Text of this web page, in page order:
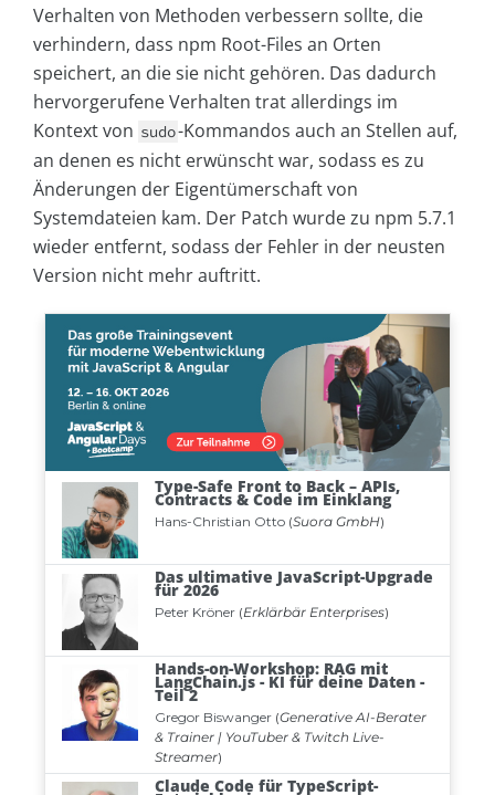
Verhalten von Methoden verbessern sollte, die
verhindern, dass npm Root-Files an Orten
speichert, an die sie nicht gehören. Das dadurch
hervorgerufene Verhalten trat allerdings im
Kontext von sudo-Kommandos auch an Stellen auf,
an denen es nicht erwünscht war, sodass es zu
Änderungen der Eigentümerschaft von
Systemdateien kam. Der Patch wurde zu npm 5.7.1
wieder entfernt, sodass der Fehler in der neusten
Version nicht mehr auftritt.